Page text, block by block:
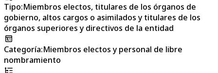
Tipo:Miembros electos, titulares de los órganos de
gobierno, altos cargos o asimilados y titulares de los
órganos superiores y directivos de la entidad
Categoría:Miembros electos y personal de libre
nombramiento